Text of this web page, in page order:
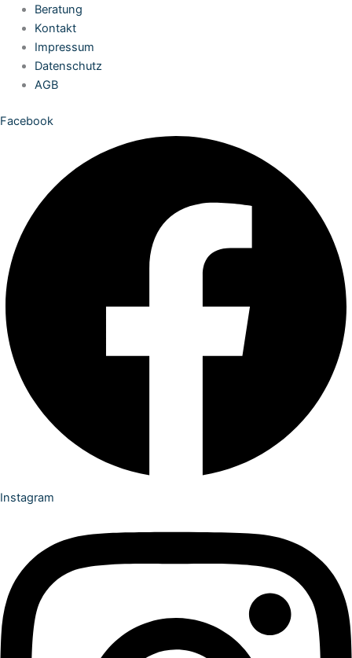
Zum
Inhalt
springen
Beratung
Kontakt
Impressum
Datenschutz
AGB
Facebook
Instagram